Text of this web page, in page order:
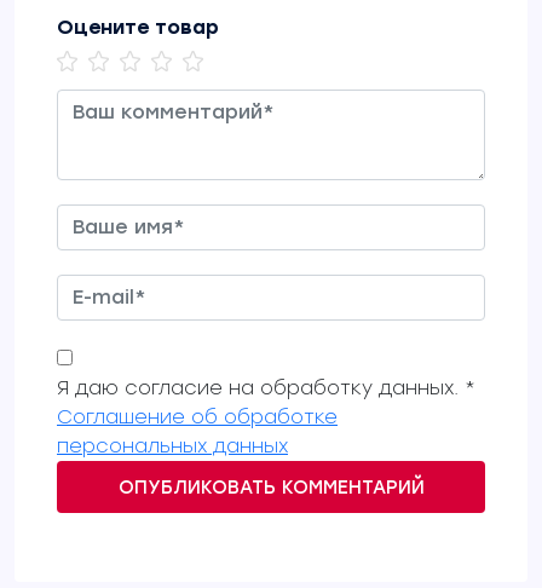
Оцените товар
Я даю согласие на обработку данных. *
Соглашение об обработке
персональных данных
ОПУБЛИКОВАТЬ КОММЕНТАРИЙ